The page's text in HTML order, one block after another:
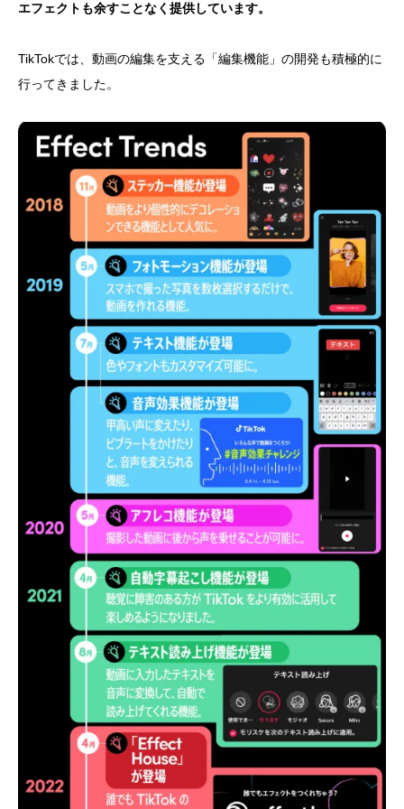
エフェクトも余すことなく提供しています。
TikTokでは、動画の編集を支える「編集機能」の開発も積極的に
行ってきました。